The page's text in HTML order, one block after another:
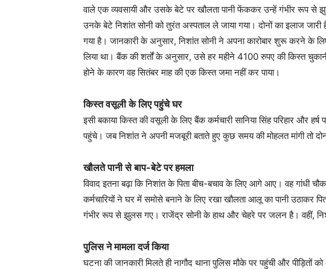
वाले एक व्यवसायी और उसके बेटे पर खौलता पानी फेंककर उन्हें गंभीर रूप से
उनके बेटे निशांत सोनी को तुरंत अस्पताल ले जाया गया। दोनों का इलाज
गया है। जानकारी के अनुसार, निशांत सोनी ने अपना कारोबार शुरू करने के
लिया था। बैंक की शर्तों के अनुसार, उसे हर महीने 4100 रुपए की किस्त
होने के कारण वह सितंबर माह की एक किस्त जमा नहीं कर पाया।
किस्त वसूली के लिए पहुंचे घर
इसी बकाया किस्त की वसूली के लिए बैंक कर्मचारी सानिया सिंह परिहार और
पहुंचे। जब निशांत ने अपनी मजबूरी बताते हुए कुछ समय की मोहलत मांगी तो
खौलते पानी से बाप-बेटे पर हमला
विवाद इतना बढ़ा कि निशांत के पिता बीच-बचाव के लिए आगे आए। वह गांधी
कर्मचारियों ने घर में समोसे बनाने के लिए रखा खौलता आलू का पानी उठाकर
गंभीर रूप से झुलस गए। राजेंद्र सोनी के हाथ और चेहरे पर जलन है। वहीं,
पुलिस ने मामला दर्ज किया
घटना की जानकारी मिलते ही नागौद थाना पुलिस मौके पर पहुंची और पीड़ितों